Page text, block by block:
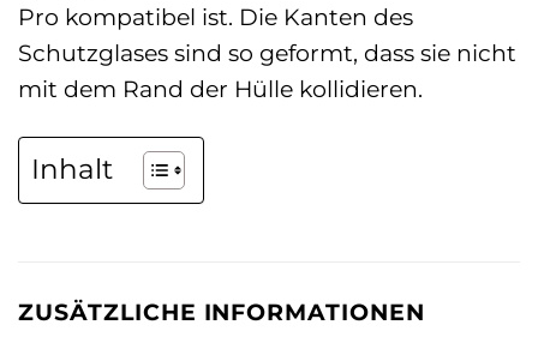
Pro kompatibel ist. Die Kanten des
Schutzglases sind so geformt, dass sie nicht
mit dem Rand der Hülle kollidieren.
Inhalt
ZUSÄTZLICHE INFORMATIONEN